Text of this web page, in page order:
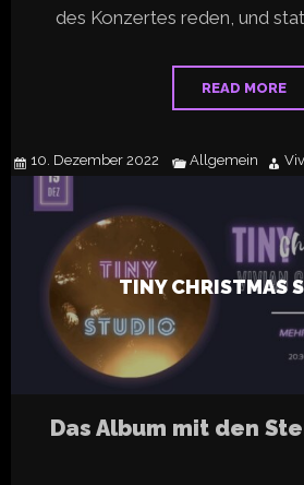
des Konzertes reden, und
READ MORE
10. Dezember 2022 Allgemein
TINY CHRISTMAS
Das Album mit den